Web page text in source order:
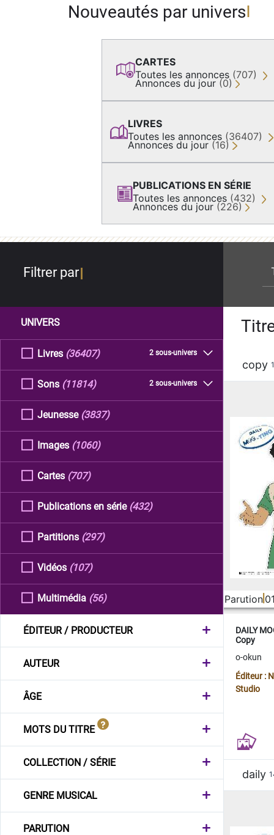
Nouveautés par univers
CARTES
Toutes les annonces (707)
Annonces du jour (0)
LIVRES
Toutes les annonces (36407)
Annonces du jour (16)
PUBLICATIONS EN SÉRIE
Toutes les annonces (432)
Annonces du jour (226)
Filtrer par
UNIVERS
Livres 2 sous-univers
(36407)
Sons 2 sous-univers
(11814)
Jeunesse (3837)
Images (1060)
Cartes (707)
Publications en série (432)
Partitions (297)
Vidéos (107)
Multimédia (56)
ÉDITEUR / PRODUCTEUR
AUTEUR
ÂGE
MOTS DU TITRE
COLLECTION / SÉRIE
GENRE MUSICAL
PARUTION
copy
Parution
DAILY
Copy
o-okun
Éditeur :
Studio
daily